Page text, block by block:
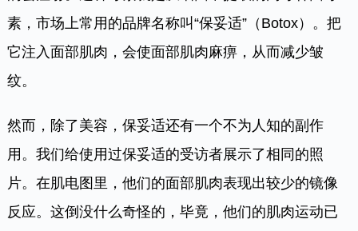
素，市场上常用的品牌名称叫“保妥适”（Botox）。把
它注入面部肌肉，会使面部肌肉麻痹，从而减少皱
纹。
然而，除了美容，保妥适还有一个不为人知的副作
用。我们给使用过保妥适的受访者展示了相同的照
片。在肌电图里，他们的面部肌肉表现出较少的镜像
反应。这倒没什么奇怪的，毕竟，他们的肌肉运动已